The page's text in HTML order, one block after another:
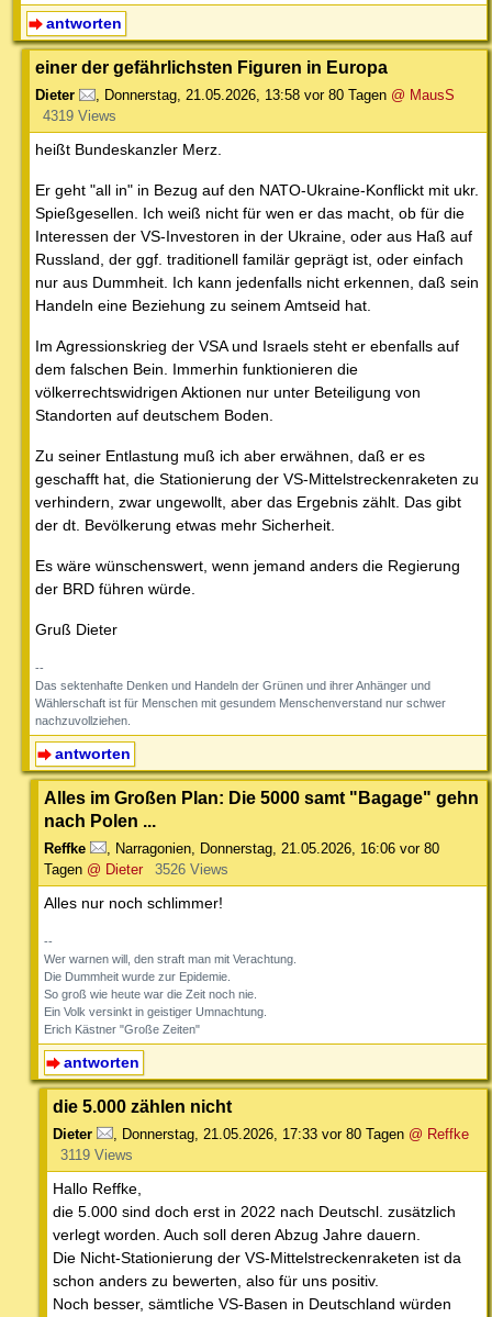
antworten
einer der gefährlichsten Figuren in Europa
Dieter , Donnerstag, 21.05.2026, 13:58 vor 80 Tagen @ MausS
4319 Views
heißt Bundeskanzler Merz.
Er geht "all in" in Bezug auf den NATO-Ukraine-Konflickt mit ukr.
Spießgesellen. Ich weiß nicht für wen er das macht, ob für die
Interessen der VS-Investoren in der Ukraine, oder aus Haß auf
Russland, der ggf. traditionell familär geprägt ist, oder einfach
nur aus Dummheit. Ich kann jedenfalls nicht erkennen, daß sein
Handeln eine Beziehung zu seinem Amtseid hat.
Im Agressionskrieg der VSA und Israels steht er ebenfalls auf
dem falschen Bein. Immerhin funktionieren die
völkerrechtswidrigen Aktionen nur unter Beteiligung von
Standorten auf deutschem Boden.
Zu seiner Entlastung muß ich aber erwähnen, daß er es
geschafft hat, die Stationierung der VS-Mittelstreckenraketen zu
verhindern, zwar ungewollt, aber das Ergebnis zählt. Das gibt
der dt. Bevölkerung etwas mehr Sicherheit.
Es wäre wünschenswert, wenn jemand anders die Regierung
der BRD führen würde.
Gruß Dieter
--
Das sektenhafte Denken und Handeln der Grünen und ihrer Anhänger und
Wählerschaft ist für Menschen mit gesundem Menschenverstand nur schwer
nachzuvollziehen.
antworten
Alles im Großen Plan: Die 5000 samt "Bagage" gehn
nach Polen ...
Reffke Narragonien Donnerstag, 21.05.2026, 16:06 vor 80
Tagen @ Dieter 3526 Views
Alles nur noch schlimmer!
--
Wer warnen will, den straft man mit Verachtung.
Die Dummheit wurde zur Epidemie.
So groß wie heute war die Zeit noch nie.
Ein Volk versinkt in geistiger Umnachtung.
Erich Kästner "Große Zeiten"
antworten
die 5.000 zählen nicht
Dieter Donnerstag, 21.05.2026, 17:33 vor 80 Tagen @ Reffke
3119 Views
Hallo Reffke,
die 5.000 sind doch erst in 2022 nach Deutschl. zusätzlich
verlegt worden. Auch soll deren Abzug Jahre dauern.
Die Nicht-Stationierung der VS-Mittelstreckenraketen ist da
schon anders zu bewerten, also für uns positiv.
Noch besser, sämtliche VS-Basen in Deutschland würden